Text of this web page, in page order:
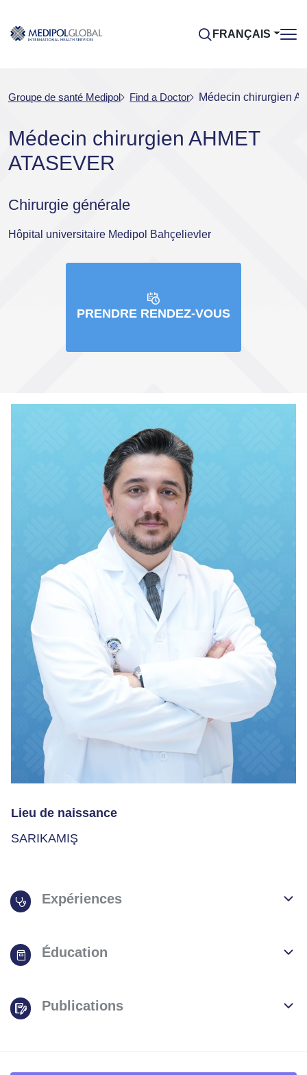
FRANÇAIS
Groupe de santé Medipol Find a Doctor Médecin chirurgien
Médecin chirurgien AHMET
ATASEVER
Chirurgie générale
Hôpital universitaire Medipol Bahçelievler
PRENDRE RENDEZ-VOUS
Lieu de naissance
SARIKAMIŞ
Expériences
Éducation
Publications